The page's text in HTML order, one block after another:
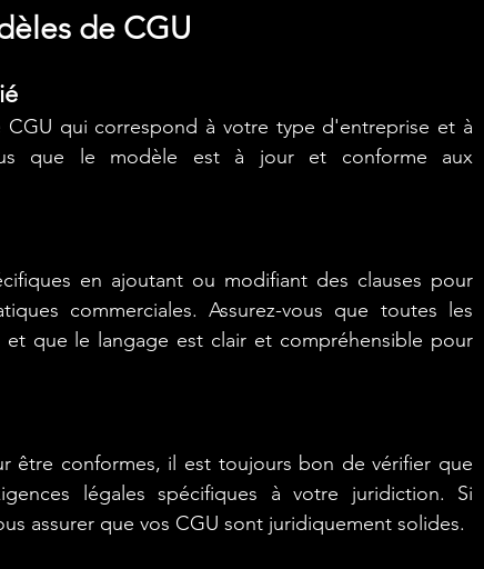
de CGU
qui correspond à votre type d'entreprise et à
que le modèle est à jour et conforme aux
en ajoutant ou modifiant des clauses pour
commerciales. Assurez-vous que toutes les
que le langage est clair et compréhensible pour
être conformes, il est toujours bon de vérifier que
légales spécifiques à votre juridiction. Si
assurer que vos CGU sont juridiquement solides.